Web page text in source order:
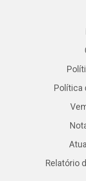
Política
Relatório